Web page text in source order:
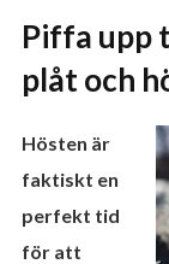
Piffa upp
plåt och
Hösten är
faktiskt en
perfekt tid
för att